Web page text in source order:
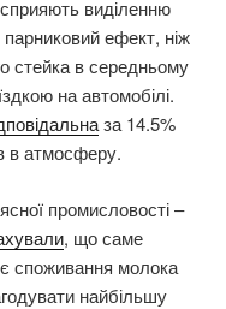
виділенню
ефект, ніж
стейка в середньому
на автомобілі.
за 14.5%
в атмосферу.
промисловості –
, що саме
споживання молока
найбільшу